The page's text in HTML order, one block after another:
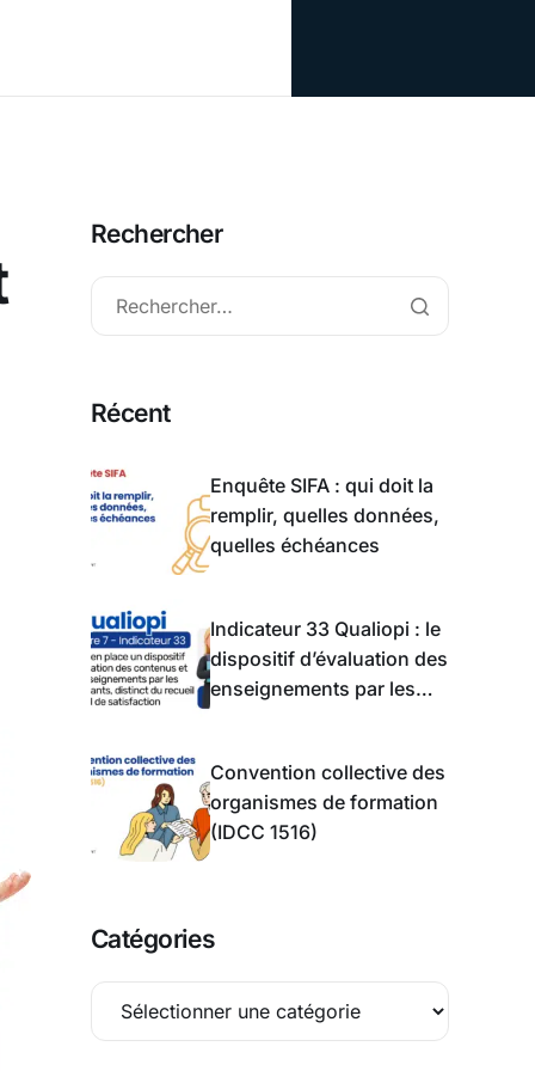
Rechercher
Récent
Enquête SIFA : qui doit la
remplir, quelles données,
quelles échéances
Indicateur 33 Qualiopi : le
dispositif d’évaluation des
enseignements par les
Convention collective des
organismes de formation
(IDCC 1516)
Catégories